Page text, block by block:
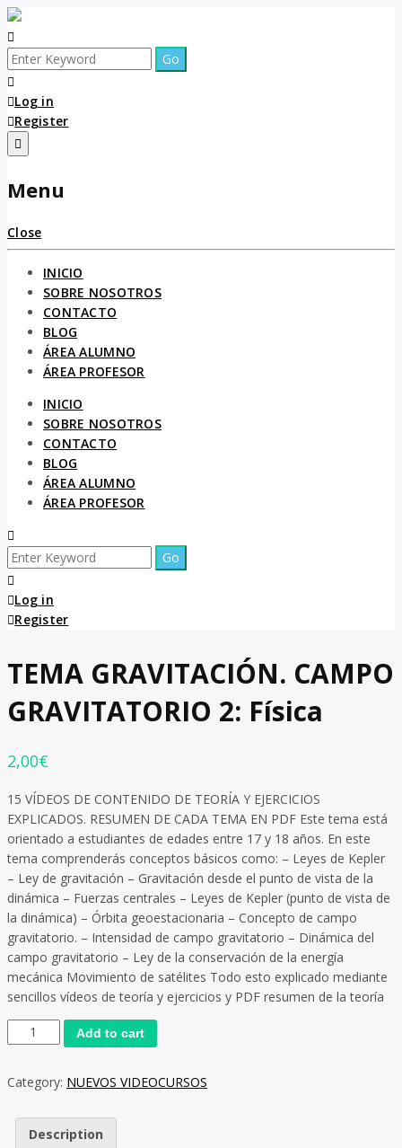
Log in
Register
Menu
Close
INICIO
SOBRE NOSOTROS
CONTACTO
BLOG
ÁREA ALUMNO
ÁREA PROFESOR
INICIO
SOBRE NOSOTROS
CONTACTO
BLOG
ÁREA ALUMNO
ÁREA PROFESOR
Log in
Register
TEMA GRAVITACIÓN. CAMPO
GRAVITATORIO 2: Física
2,00€
15 VÍDEOS DE CONTENIDO DE TEORÍA Y EJERCICIOS
EXPLICADOS. RESUMEN DE CADA TEMA EN PDF Este tema está
orientado a estudiantes de edades entre 17 y 18 años. En este
tema comprenderás conceptos básicos como: – Leyes de Kepler
– Ley de gravitación – Gravitación desde el punto de vista de la
dinámica – Fuerzas centrales – Leyes de Kepler (punto de vista de
la dinámica) – Órbita geoestacionaria – Concepto de campo
gravitatorio. – Intensidad de campo gravitatorio – Dinámica del
campo gravitatorio – Ley de la conservación de la energía
mecánica Movimiento de satélites Todo esto explicado mediante
sencillos vídeos de teoría y ejercicios y PDF resumen de la teoría
Add to cart
Category: NUEVOS VIDEOCURSOS
Description